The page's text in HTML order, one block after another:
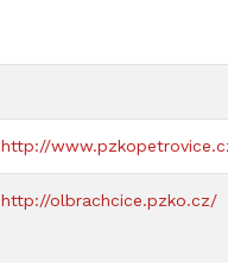
http://
http://olbrachcice.pzko.cz/